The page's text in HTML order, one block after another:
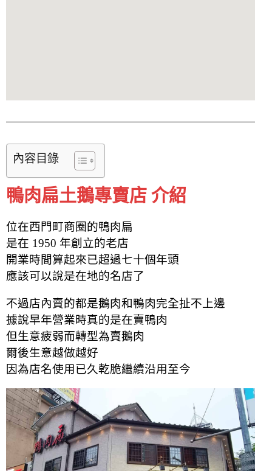
內容目錄
鴨肉扁土鵝專賣店 介紹
位在西門町商圈的鴨肉扁
是在 1950 年創立的老店
開業時間算起來已超過七十個年頭
應該可以說是在地的名店了
不過店內賣的都是鵝肉和鴨肉完全扯不上邊
據說早年營業時真的是在賣鴨肉
但生意疲弱而轉型為賣鵝肉
爾後生意越做越好
因為店名使用已久乾脆繼續沿用至今